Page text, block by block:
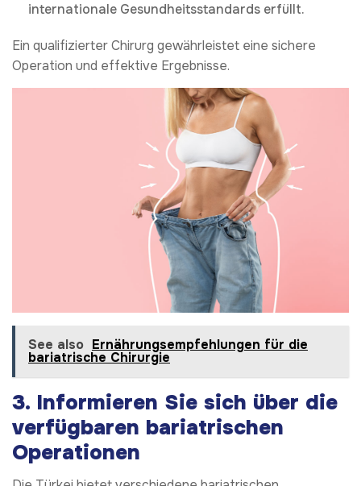
internationale Gesundheitsstandards erfüllt.
Ein qualifizierter Chirurg gewährleistet eine sichere
Operation und effektive Ergebnisse.
See also Ernährungsempfehlungen für die
bariatrische Chirurgie
3. Informieren Sie sich über die
verfügbaren bariatrischen
Operationen